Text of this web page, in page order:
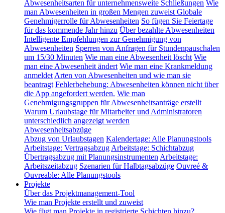
Abwesenheitsarten für unternehmensweite Schließungen Wie
man Abwesenheiten in großen Mengen zuweist Globale
Genehmigerrolle für Abwesenheiten So fügen Sie Feiertage
für das kommende Jahr hinzu Über bezahlte Abwesenheiten
Intelligente Empfehlungen zur Genehmigung von
Abwesenheiten Sperren von Anfragen für Stundenpauschalen
um 15/30 Minuten Wie man eine Abwesenheit löscht Wie
man eine Abwesenheit ändert Wie man eine Krankmeldung
anmeldet Arten von Abwesenheiten und wie man sie
beantragt Fehlerbehebung: Abwesenheiten können nicht über
die App angefordert werden. Wie man
Genehmigungsgruppen für Abwesenheitsanträge erstellt
Warum Urlaubstage für Mitarbeiter und Administratoren
unterschiedlich angezeigt werden
Abwesenheitsabzüge
Abzug von Urlaubstagen Kalendertage: Alle Planungstools
Arbeitstage: Vertragsabzug Arbeitstage: Schichtabzug
Übertragsabzug mit Planungsinstrumenten Arbeitstage:
Arbeitszeitabzug Szenarien für Halbtagsabzüge Ouvreé &
Ouvreable: Alle Planungstools
Projekte
Über das Projektmanagement-Tool
Wie man Projekte erstellt und zuweist
Wie fügt man Projekte in registrierte Schichten hinzu?